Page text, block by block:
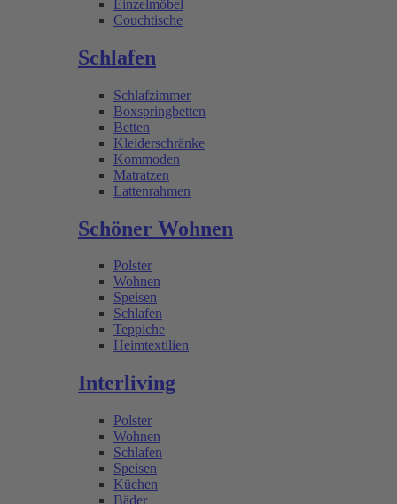
Einzelmöbel
Couchtische
Schlafen
Schlafzimmer
Boxspringbetten
Betten
Kleiderschränke
Kommoden
Matratzen
Lattenrahmen
Schöner Wohnen
Polster
Wohnen
Speisen
Schlafen
Teppiche
Heimtextilien
Interliving
Polster
Wohnen
Schlafen
Speisen
Küchen
Bäder